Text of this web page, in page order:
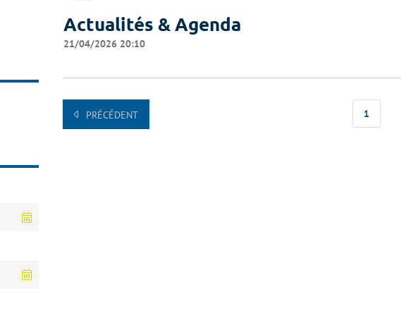
Actualités & Agenda
21/04/2026 20:10
PRÉCÉDENT 1